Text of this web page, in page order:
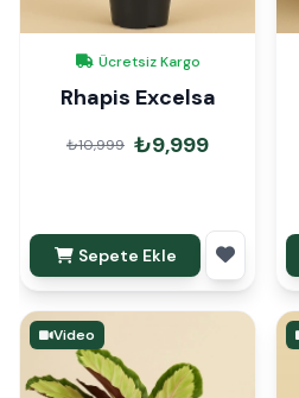
Ücretsiz Kargo
Rhapis Excelsa
₺10,999 ₺9,999
Sepete Ekle
Video